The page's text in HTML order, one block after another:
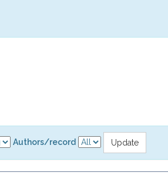
Authors/record